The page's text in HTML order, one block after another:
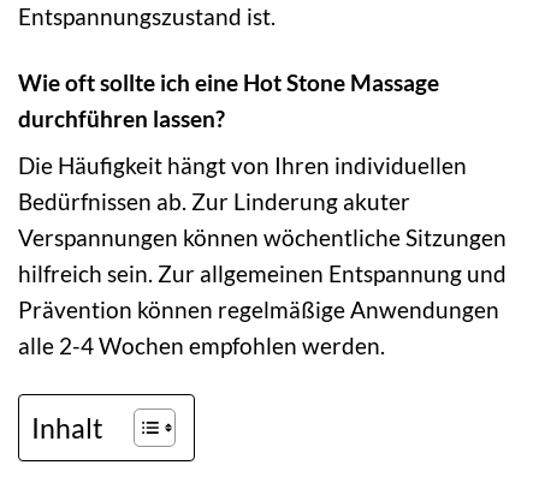
Entspannungszustand ist.
Wie oft sollte ich eine Hot Stone Massage
durchführen lassen?
Die Häufigkeit hängt von Ihren individuellen
Bedürfnissen ab. Zur Linderung akuter
Verspannungen können wöchentliche Sitzungen
hilfreich sein. Zur allgemeinen Entspannung und
Prävention können regelmäßige Anwendungen
alle 2-4 Wochen empfohlen werden.
Inhalt